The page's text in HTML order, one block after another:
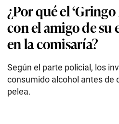
¿Por qué el
con el amigo de su
en la comisaría?
Según el parte policial, los
consumido alcohol antes de
pelea.